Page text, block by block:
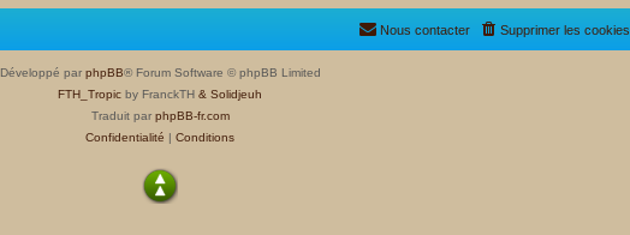
Supprimer les cookies
Nous contacter
Développé par phpBB® Forum Software © phpBB Limited
FTH_Tropic by FranckTH & Solidjeuh
Traduit par phpBB-fr.com
Confidentialité | Conditions